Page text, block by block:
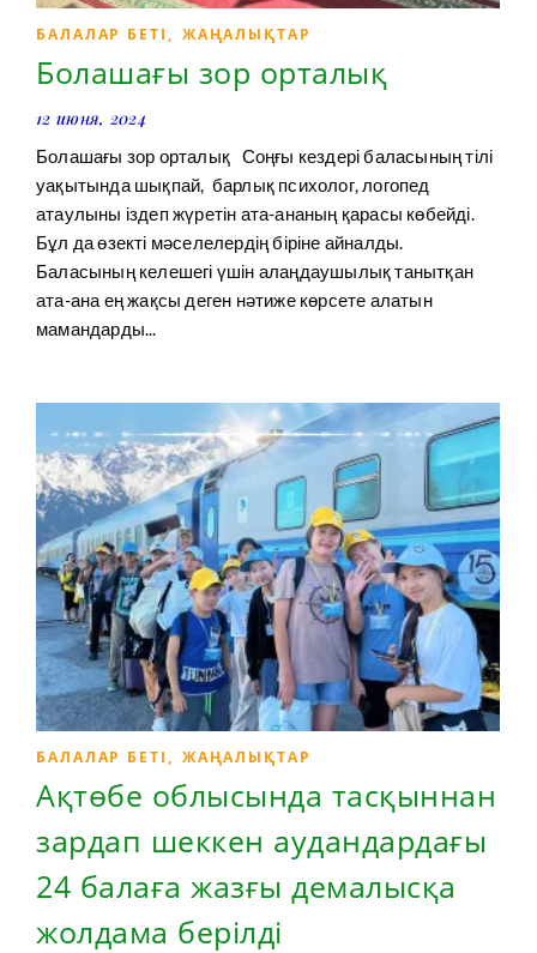
БАЛАЛАР БЕТІ, ЖАҢАЛЫҚТАР
Болашағы зор орталық
12 июня, 2024
Болашағы зор орталық Соңғы кездері баласының тілі
уақытында шықпай, барлық психолог, логопед
атаулыны іздеп жүретін ата-ананың қарасы көбейді.
Бұл да өзекті мәселелердің біріне айналды.
Баласының келешегі үшін алаңдаушылық танытқан
ата-ана ең жақсы деген нәтиже көрсете алатын
мамандарды...
БАЛАЛАР БЕТІ, ЖАҢАЛЫҚТАР
Ақтөбе облысында тасқыннан
зардап шеккен аудандардағы
24 балаға жазғы демалысқа
жолдама берілді